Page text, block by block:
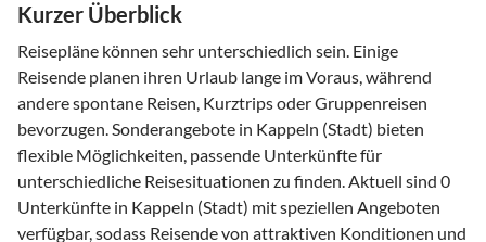
Kurzer Überblick
Reisepläne können sehr unterschiedlich sein. Einige
Reisende planen ihren Urlaub lange im Voraus, während
andere spontane Reisen, Kurztrips oder Gruppenreisen
bevorzugen. Sonderangebote in Kappeln (Stadt) bieten
flexible Möglichkeiten, passende Unterkünfte für
unterschiedliche Reisesituationen zu finden. Aktuell sind 0
Unterkünfte in Kappeln (Stadt) mit speziellen Angeboten
verfügbar, sodass Reisende von attraktiven Konditionen und